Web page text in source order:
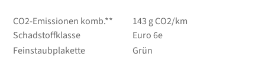
CO2-Emissionen komb.**
143 g CO2/km
Schadstoffklasse
Euro 6e
Feinstaubplakette
Grün